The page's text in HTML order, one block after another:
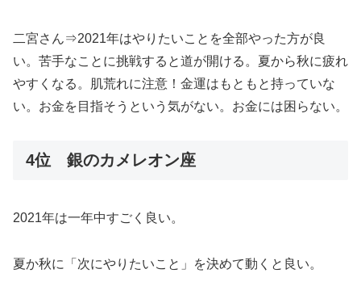
二宮さん⇒2021年はやりたいことを全部やった方が良
い。苦手なことに挑戦すると道が開ける。夏から秋に疲れ
やすくなる。肌荒れに注意！金運はもともと持っていな
い。お金を目指そうという気がない。お金には困らない。
4位 銀のカメレオン座
2021年は一年中すごく良い。
夏か秋に「次にやりたいこと」を決めて動くと良い。